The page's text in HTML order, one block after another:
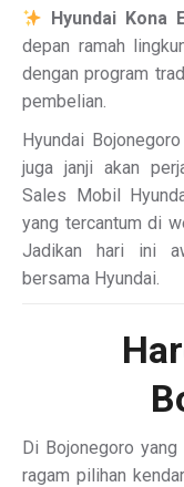
Hyundai Kona
depan ramah
dengan program
pembelian.
Hyundai
juga janji akan
Sales Mobil
yang tercantum di
Jadikan hari ini
bersama Hyundai.
Di Bojonegoro
ragam pilihan